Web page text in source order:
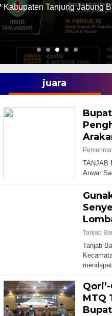
Tanjung Jabung
juara
TANJAB
Anwar
Tanjab
Tanjab
MTQ